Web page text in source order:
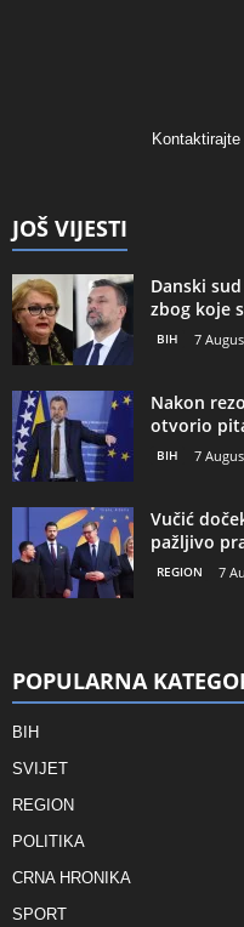
Kontaktirajte
JOŠ VIJESTI
Danski
zbog koje
BIH 7
Nakon
otvorio
BIH 7
Vučić
pažljivo
REGION 7
POPULARNA
BIH
SVIJET
REGION
POLITIKA
CRNA HRONIKA
SPORT